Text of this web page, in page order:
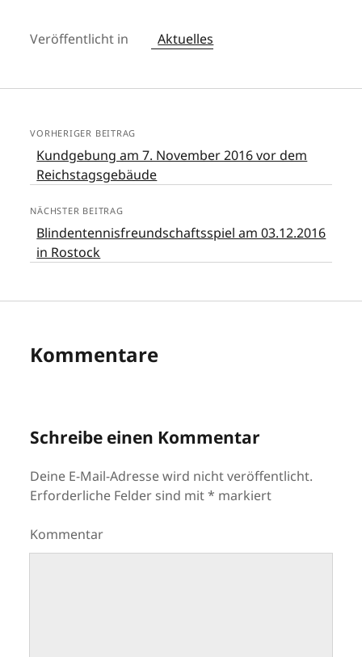
Veröffentlicht in Aktuelles
VORHERIGER BEITRAG
Kundgebung am 7. November 2016 vor dem
Reichstagsgebäude
NÄCHSTER BEITRAG
Blindentennisfreundschaftsspiel am 03.12.2016
in Rostock
Kommentare
Schreibe einen Kommentar
Deine E-Mail-Adresse wird nicht veröffentlicht.
Erforderliche Felder sind mit* markiert
Kommentar